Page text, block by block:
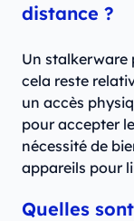
distance ?
Un stalkerware
cela reste
un accès
pour accepter
nécessité de
appareils pour
Quelles